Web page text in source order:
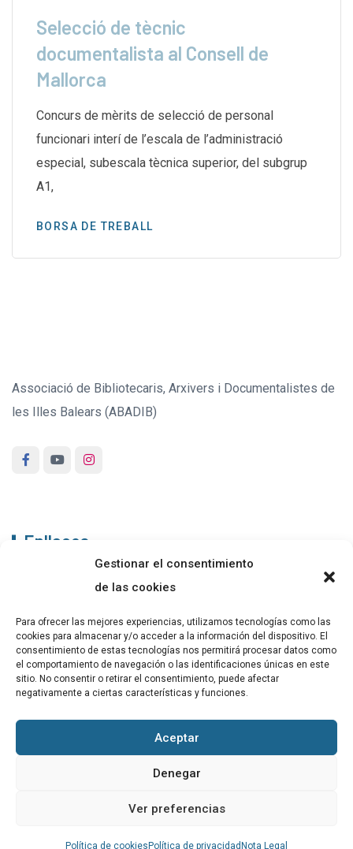
Gestionar el consentimiento
de las cookies
Para ofrecer las mejores experiencias, utilizamos tecnologías como las
cookies para almacenar y/o acceder a la información del dispositivo. El
consentimiento de estas tecnologías nos permitirá procesar datos como
el comportamiento de navegación o las identificaciones únicas en este
sitio. No consentir o retirar el consentimiento, puede afectar
negativamente a ciertas características y funciones.
Aceptar
Denegar
Ver preferencias
Política de cookies Política de privacidad Nota Legal
Selecció de tècnic
documentalista al Consell de
Mallorca
Concurs de mèrits de selecció de personal
funcionari interí de l’escala de l’administració
especial, subescala tècnica superior, del subgrup
A1,
BORSA DE TREBALL
Associació de Bibliotecaris, Arxivers i Documentalistes de
les Illes Balears (ABADIB)
Enllaços
PUBLICACIONS
CONTACTE
Altres